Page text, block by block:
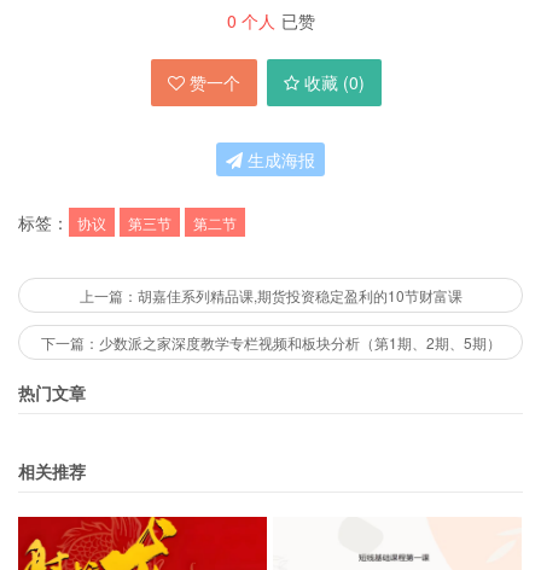
0 个人 已赞
赞一个 收藏 (0)
生成海报
标签： 协议 第三节 第二节
上一篇：胡嘉佳系列精品课,期货投资稳定盈利的10节财富课
下一篇：少数派之家深度教学专栏视频和板块分析（第1期、2期、5期）
热门文章
相关推荐